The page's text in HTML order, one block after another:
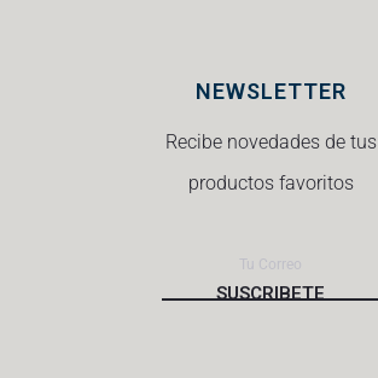
NEWSLETTER
Recibe novedades de tus
productos favoritos